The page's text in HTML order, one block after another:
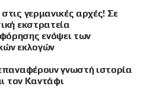
γερμανικές αρχές! Σε
εκστρατεία
ενόψει των
εκλογών
γνωστή ιστορία
τον Καντάφι